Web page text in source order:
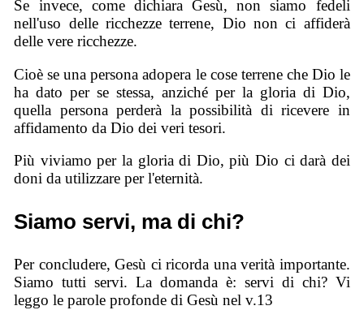
Se invece, come dichiara Gesù, non siamo fedeli
nell'uso delle ricchezze terrene, Dio non ci affiderà
delle vere ricchezze.
Cioè se una persona adopera le cose terrene che Dio le
ha dato per se stessa, anziché per la gloria di Dio,
quella persona perderà la possibilità di ricevere in
affidamento da Dio dei veri tesori.
Più viviamo per la gloria di Dio, più Dio ci darà dei
doni da utilizzare per l'eternità.
Siamo servi, ma di chi?
Per concludere, Gesù ci ricorda una verità importante.
Siamo tutti servi. La domanda è: servi di chi? Vi
leggo le parole profonde di Gesù nel v.13